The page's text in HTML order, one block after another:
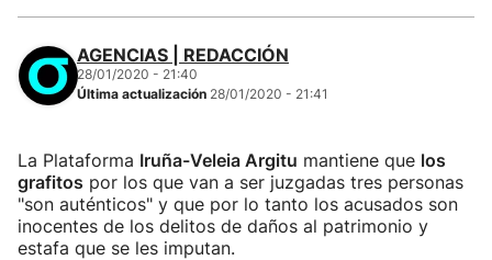
AGENCIAS | REDACCIÓN
28/01/2020 - 21:40
Última actualización 28/01/2020 - 21:41
La Plataforma Iruña-Veleia Argitu mantiene que los
grafitos por los que van a ser juzgadas tres personas
"son auténticos" y que por lo tanto los acusados son
inocentes de los delitos de daños al patrimonio y
estafa que se les imputan.